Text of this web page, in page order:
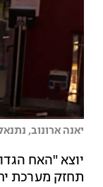
יאנה ארונוב,
יוצא "האח
תחזק מערכת